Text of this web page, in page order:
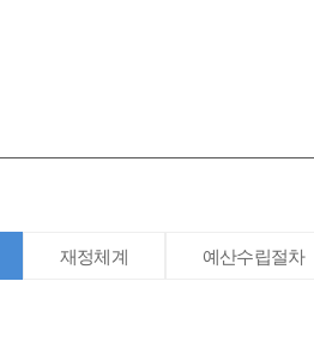
재정체계 예산수립절차